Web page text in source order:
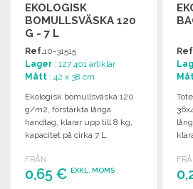
EKOLOGISK
BOMULLSVÄSKA 120
G - 7 L
Ref.10-31515
Lager : 127 401 artiklar
Mått : 42 x 38 cm
Ekologisk bomullsväska 120
g/m2, förstärkta långa
handtag, klarar upp till 8 kg,
kapacitet på cirka 7 L.
FRÅN
0,65 € EXKL. MOMS